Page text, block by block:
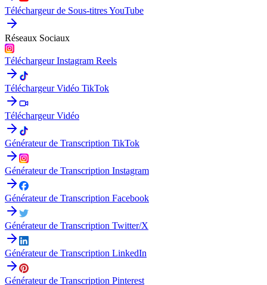
Téléchargeur de Sous-titres YouTube
Réseaux Sociaux
Téléchargeur Instagram Reels
Téléchargeur Vidéo TikTok
Téléchargeur Vidéo
Générateur de Transcription TikTok
Générateur de Transcription Instagram
Générateur de Transcription Facebook
Générateur de Transcription Twitter/X
Générateur de Transcription LinkedIn
Générateur de Transcription Pinterest